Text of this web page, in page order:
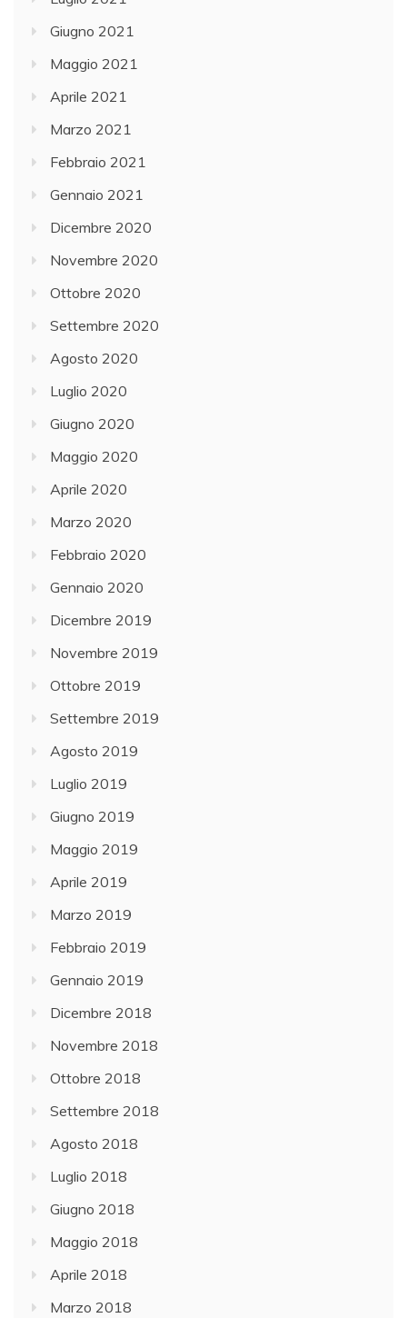
Giugno 2021
Maggio 2021
Aprile 2021
Marzo 2021
Febbraio 2021
Gennaio 2021
Dicembre 2020
Novembre 2020
Ottobre 2020
Settembre 2020
Agosto 2020
Luglio 2020
Giugno 2020
Maggio 2020
Aprile 2020
Marzo 2020
Febbraio 2020
Gennaio 2020
Dicembre 2019
Novembre 2019
Ottobre 2019
Settembre 2019
Agosto 2019
Luglio 2019
Giugno 2019
Maggio 2019
Aprile 2019
Marzo 2019
Febbraio 2019
Gennaio 2019
Dicembre 2018
Novembre 2018
Ottobre 2018
Settembre 2018
Agosto 2018
Luglio 2018
Giugno 2018
Maggio 2018
Aprile 2018
Marzo 2018